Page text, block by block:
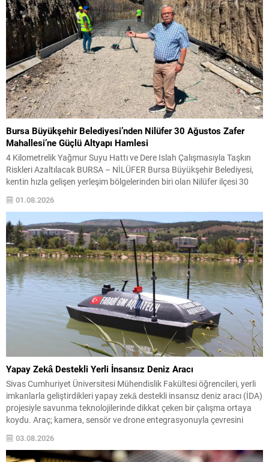
Bursa Büyükşehir Belediyesi’nden Nilüfer 30 Ağustos Zafer
Mahallesi’ne Güçlü Altyapı Hamlesi
4 Kilometrelik Yağmur Suyu Hattı ve Dere Islah Çalışmasıyla Taşkın
Riskleri Azaltılacak BURSA – NİLÜFER Bursa Büyükşehir Belediyesi,
kentin hızla gelişen yerleşim bölgelerinden biri olan Nilüfer ilçesi 30
Ağustos Zafer Mahallesi’nde altyapı yatırımlarına hız verdi. Mahallede
yağışlı dönemlerde yaşanabilecek su birikintileri ve taşkın risklerini
azaltmak amacıyla başlatılan yağmur suyu hattı...
01.08.2026
Yapay Zekâ Destekli Yerli İnsansız Deniz Aracı
Sivas Cumhuriyet Üniversitesi Mühendislik Fakültesi öğrencileri, yerli
imkanlarla geliştirdikleri yapay zekâ destekli insansız deniz aracı (İDA)
projesiyle savunma teknolojilerinde dikkat çeken bir çalışma ortaya
koydu. Araç; kamera, sensör ve drone entegrasyonuyla çevresini
analiz edip otonom görevler gerçekleştirebiliyor. Geliştirilen sistem,
deniz üzerinde bağımsız hareket edebilmenin ötesinde; hava, kara ve
deniz unsurlarını...
03.08.2026